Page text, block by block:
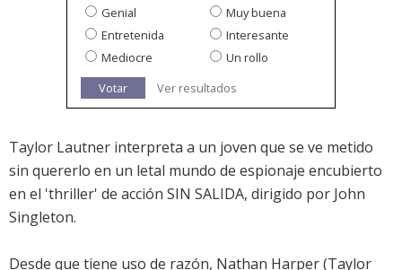
Genial
Muy buena
Entretenida
Interesante
Mediocre
Un rollo
Votar
Ver resultados
Taylor Lautner interpreta a un joven que se ve metido
sin quererlo en un letal mundo de espionaje encubierto
en el 'thriller' de acción SIN SALIDA, dirigido por John
Singleton.
Desde que tiene uso de razón, Nathan Harper (Taylor